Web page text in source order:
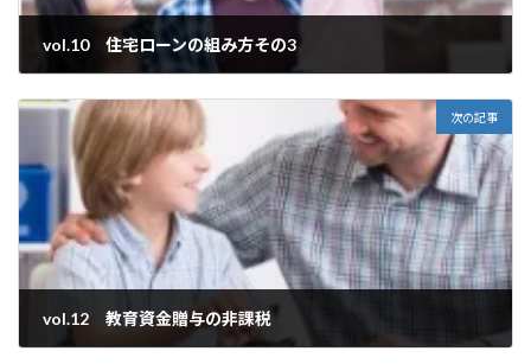
vol.10 住宅ローンの組み方その3
次の記事
vol.12 教育資金贈与の非課税